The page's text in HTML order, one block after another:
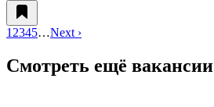
1 2345…Next ›
Смотреть ещё вакансии